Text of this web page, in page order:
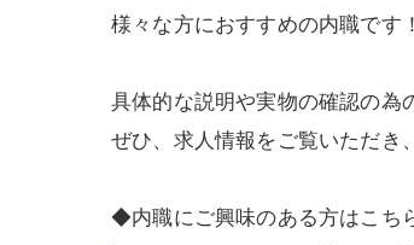
様々な方におすすめの内職です！
具体的な説明や実物の確認の為
ぜひ、求人情報をご覧いただき
◆内職にご興味のある方はこち